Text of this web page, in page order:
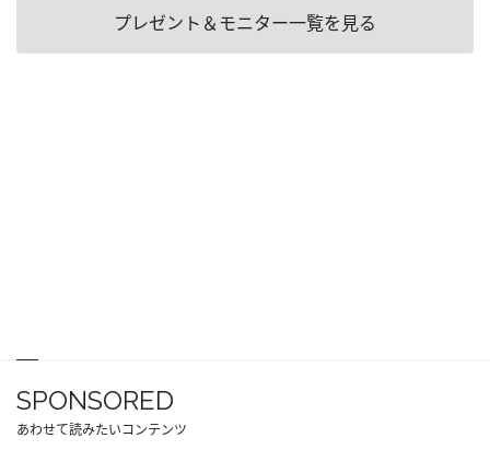
プレゼント＆モニター一覧を見る
SPONSORED
あわせて読みたいコンテンツ